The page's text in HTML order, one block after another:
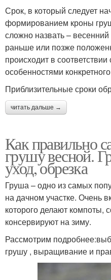
Срок, в который следует
формированием кроны
сложно назвать –
раньше или позже
происходит в
особенностями
Приблизительные сроки
читать дальше →
Как правильно
грушу весной.
уход, обрезка
Груша – одно из самых
на дачном участке. Очень
которого делают компоты,
консервируют на зиму.
Рассмотрим
грушу , выращивание и